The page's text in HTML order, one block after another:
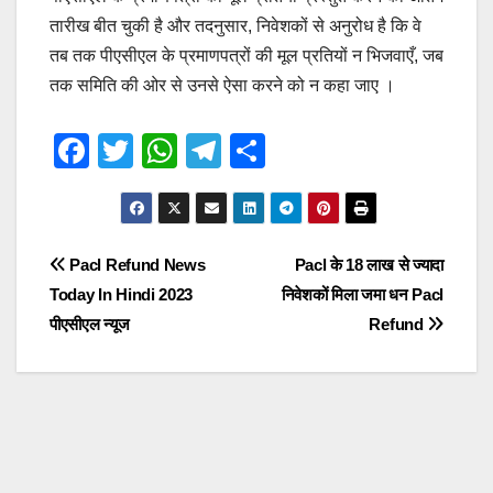
तारीख बीत चुकी है और तदनुसार, निवेशकों से अनुरोध है कि वे
तब तक पीएसीएल के प्रमाणपत्रों की मूल प्रतियों न भिजवाएँ, जब
तक समिति की ओर से उनसे ऐसा करने को न कहा जाए ।
F
e
b
o
o
T
wi
tt
er
W
h
at
s
A
p
T
el
e
h
ar
Post
navigation
Pacl के 18 लाख से ज्यादा
निवेशकों मिला जमा धन Pacl
Refund
Pacl Refund News
Today In Hindi 2023
पीएसीएल न्यूज